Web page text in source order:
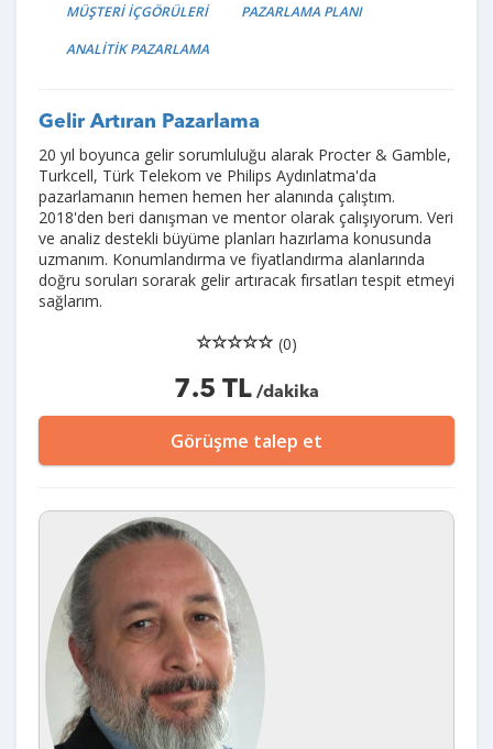
MÜŞTERİ İÇGÖRÜLERİ
PAZARLAMA PLANI
ANALİTİK PAZARLAMA
Gelir Artıran Pazarlama
20 yıl boyunca gelir sorumluluğu alarak Procter & Gamble,
Turkcell, Türk Telekom ve Philips Aydınlatma'da
pazarlamanın hemen hemen her alanında çalıştım.
2018'den beri danışman ve mentor olarak çalışıyorum. Veri
ve analiz destekli büyüme planları hazırlama konusunda
uzmanım. Konumlandırma ve fiyatlandırma alanlarında
doğru soruları sorarak gelir artıracak fırsatları tespit etmeyi
sağlarım.
(0)
7.5 TL /dakika
Görüşme talep et